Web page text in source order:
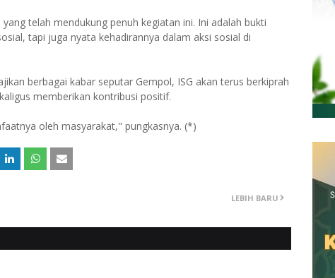
telah mendukung penuh kegiatan ini. Ini adalah bukti
tapi juga nyata kehadirannya dalam aksi sosial di
berbagai kabar seputar Gempol, ISG akan terus berkiprah
memberikan kontribusi positif.
oleh masyarakat," pungkasnya. (*)
LEBIH BARU